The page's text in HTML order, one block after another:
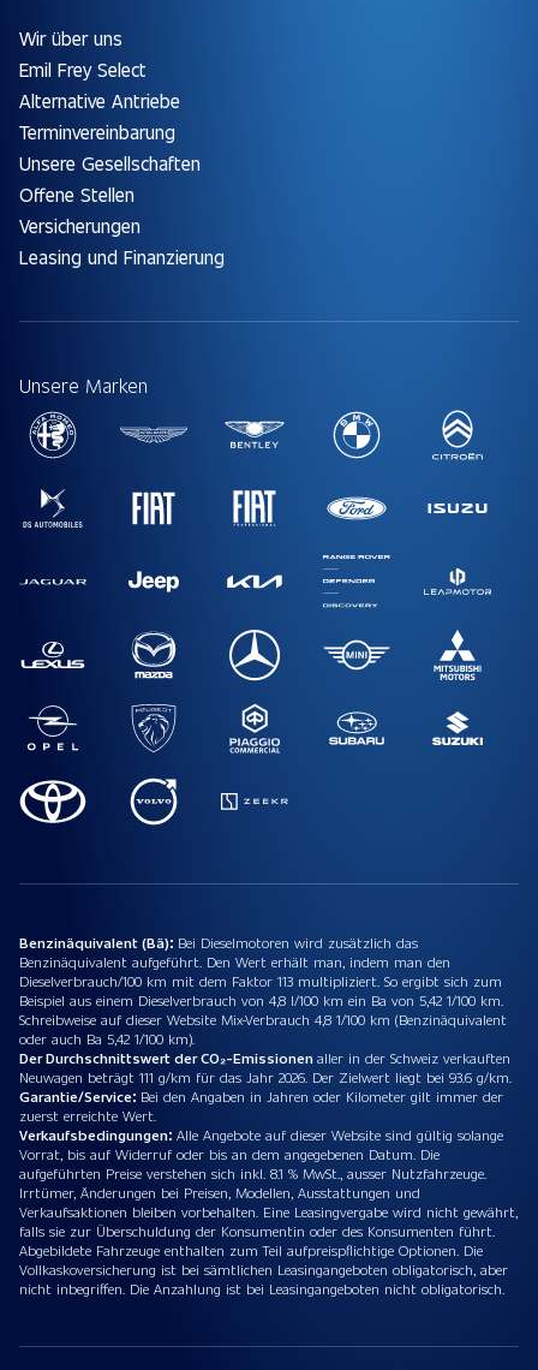
Wir über uns
Emil Frey Select
Alternative Antriebe
Terminvereinbarung
Unsere Gesellschaften
Offene Stellen
Versicherungen
Leasing und Finanzierung
Unsere Marken
Benzinäquivalent (Bä): Bei Dieselmotoren wird zusätzlich das
Benzinäquivalent aufgeführt. Den Wert erhält man, indem man den
Dieselverbrauch/100 km mit dem Faktor 113 multipliziert. So ergibt sich zum
Beispiel aus einem Dieselverbrauch von 4,8 l/100 km ein Ba von 5,42 1/100 km.
Schreibweise auf dieser Website Mix-Verbrauch 4,8 1/100 km (Benzinäquivalent
oder auch Ba 5,42 1/100 km).
Der Durchschnittswert der CO₂-Emissionenaller in der Schweiz verkauften
Neuwagen beträgt 111 g/km für das Jahr 2026. Der Zielwert liegt bei 93.6 g/km.
Garantie/Service: Bei den Angaben in Jahren oder Kilometer gilt immer der
zuerst erreichte Wert.
Verkaufsbedingungen: Alle Angebote auf dieser Website sind gültig solange
Vorrat, bis auf Widerruf oder bis an dem angegebenen Datum. Die
aufgeführten Preise verstehen sich inkl. 8.1 % MwSt., ausser Nutzfahrzeuge.
Irrtümer, Änderungen bei Preisen, Modellen, Ausstattungen und
Verkaufsaktionen bleiben vorbehalten. Eine Leasingvergabe wird nicht gewährt,
falls sie zur Überschuldung der Konsumentin oder des Konsumenten führt.
Abgebildete Fahrzeuge enthalten zum Teil aufpreispflichtige Optionen. Die
Vollkaskoversicherung ist bei sämtlichen Leasingangeboten obligatorisch, aber
nicht inbegriffen. Die Anzahlung ist bei Leasingangeboten nicht obligatorisch.